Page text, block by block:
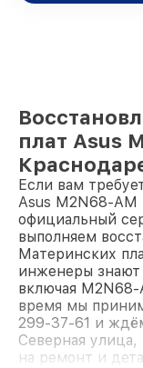
плат Asus
Если вам
Asus M2N68-AM
официальный
выполняем
Материнских
инженеры
включая
время мы
299-37-61 и
Северная
на ремонт и